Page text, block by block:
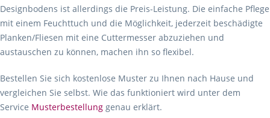
Designbodens ist allerdings die Preis-Leistung. Die einfache Pflege
mit einem Feuchttuch und die Möglichkeit, jederzeit beschädigte
Planken/Fliesen mit eine Cuttermesser abzuziehen und
austauschen zu können, machen ihn so flexibel.
Bestellen Sie sich kostenlose Muster zu Ihnen nach Hause und
vergleichen Sie selbst. Wie das funktioniert wird unter dem
Service Musterbestellung genau erklärt.